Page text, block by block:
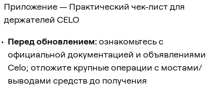
Приложение — Практический чек-лист для
держателей CELO
Перед обновлением:ознакомьтесь с
официальной документацией и объявлениями
Celo; отложите крупные операции с мостами/
выводами средств до получения